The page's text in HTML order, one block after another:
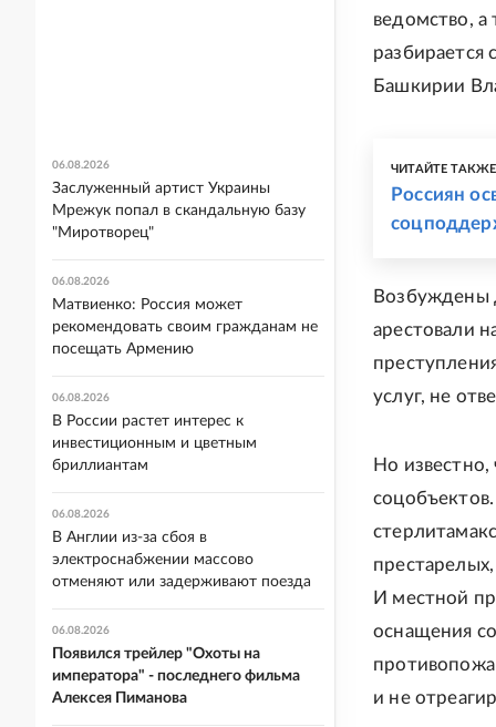
ведомство, а
разбирается
Башкирии
ЧИТАЙТЕ ТАКЖЕ
Россиян
Возбуждены
арестовали
услуг, не
Но
И местной
оснащения
и не
06.08.2026
Заслуженный артист Украины
Мрежук попал в скандальную базу
"Миротворец"
06.08.2026
Матвиенко: Россия может
рекомендовать своим гражданам не
посещать Армению
06.08.2026
В России растет интерес к
инвестиционным и цветным
бриллиантам
06.08.2026
В Англии из-за сбоя в
электроснабжении массово
отменяют или задерживают поезда
06.08.2026
Появился трейлер "Охоты на
императора" - последнего фильма
Алексея Пиманова